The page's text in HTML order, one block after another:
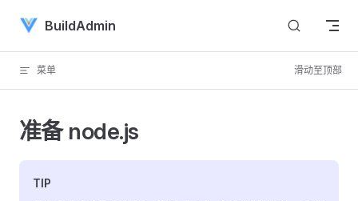
Skip to content
BuildAdmin
菜单 滑动至顶部
准备 node.js
TIP